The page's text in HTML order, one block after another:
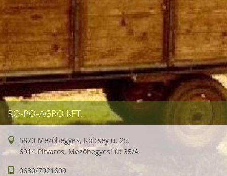
RO-PO-AGRO KFT.
5820 Mezőhegyes, Kölcsey u. 25.
6914 Pitvaros, Mezőhegyesi út 35/A
0630/7921609